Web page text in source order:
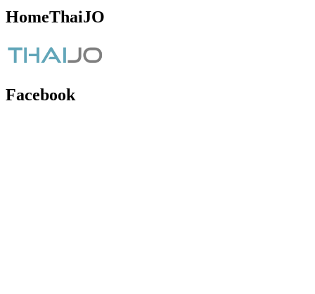
HomeThaiJO
Facebook